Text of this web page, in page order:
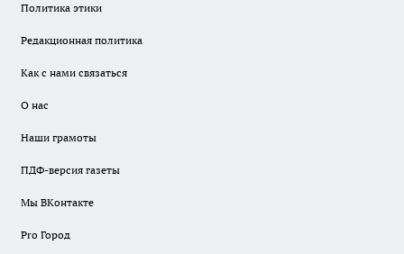
Политика этики
Редакционная политика
Как с нами связаться
О нас
Наши грамоты
ПДФ-версия газеты
Мы ВКонтакте
Pro Город